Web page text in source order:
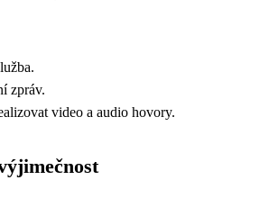
zpráv.
video a audio hovory.